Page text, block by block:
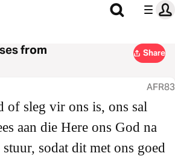
from
Share
AFR83
of sleg vir ons is, ons sal
aan die Here ons God na
sodat dit met ons goed